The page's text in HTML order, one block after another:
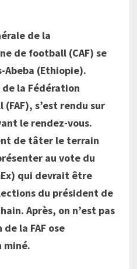
de la
de football (CAF) se
(Ethiopie).
la Fédération
s’est rendu sur
le rendez-vous.
de tâter le terrain
au vote du
qui devrait être
du président de
Après, on n’est pas
la FAF ose
miné.